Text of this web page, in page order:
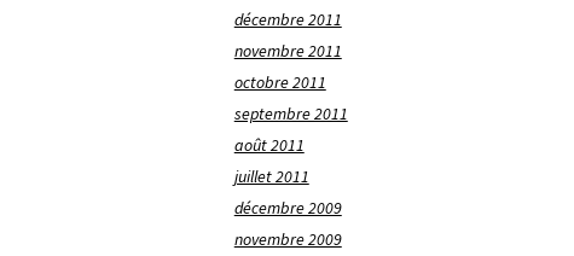
décembre 2011
novembre 2011
octobre 2011
septembre 2011
août 2011
juillet 2011
décembre 2009
novembre 2009